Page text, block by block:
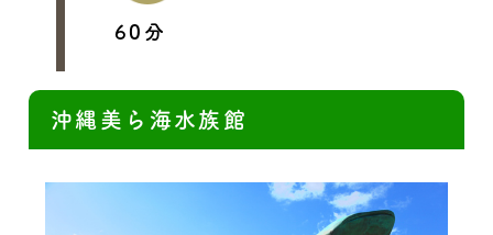
60分
沖縄美ら海水族館